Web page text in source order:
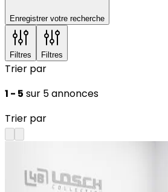
Enregistrer votre recherche
Filtres Filtres
Trier par
1 - 5 sur 5 annonces
Trier par